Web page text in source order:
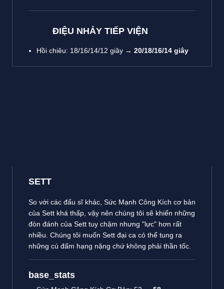
ĐIỆU NHẢY TIẾP VIỆN
Hồi chiêu: 18/16/14/12 giây → 20/18/16/14 giây
SETT
So với các đấu sĩ khác, Sức Mạnh Công Kích cơ bản
của Sett khá thấp, vậy nên chúng tôi sẽ khiến những
đòn đánh của Sett tuy chậm nhưng "lực" hơn rất
nhiều. Chúng tôi muốn Sett đại ca có thể tung ra
những cú đấm hạng nặng chứ không phải thần tốc.
base_stats